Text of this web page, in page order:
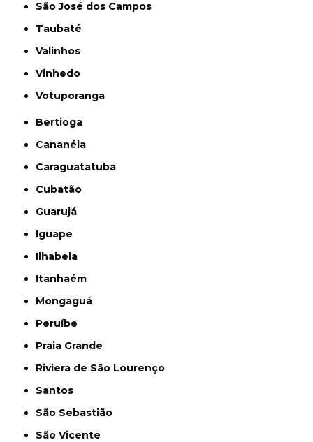
São José dos Campos
Taubaté
Valinhos
Vinhedo
Votuporanga
Bertioga
Cananéia
Caraguatatuba
Cubatão
Guarujá
Iguape
Ilhabela
Itanhaém
Mongaguá
Peruíbe
Praia Grande
Riviera de São Lourenço
Santos
São Sebastião
São Vicente